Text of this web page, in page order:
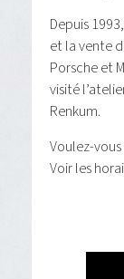
Depuis
et la vente
Porsche et
visité
Renkum.
Voulez-vous
Voir les